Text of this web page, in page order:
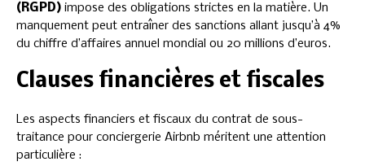
(RGPD) impose des obligations strictes en la matière. Un
manquement peut entraîner des sanctions allant jusqu’à 4%
du chiffre d’affaires annuel mondial ou 20 millions d’euros.
Clauses financières et fiscales
Les aspects financiers et fiscaux du contrat de sous-
traitance pour conciergerie Airbnb méritent une attention
particulière :